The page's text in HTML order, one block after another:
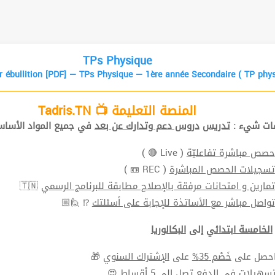
TPs Physique
[PDF] — TPs Physique — 1ère année Secondaire ( TP
المنصة التعليمة 📺 Tadris.TN
شيء :تدريس دروس دعم وتدارك عن بعدفي جميع المواد
حصص مباشرة تفاعليّة( Live 🔴 )
تسجيلات الحصص المباشرة( REC 📼 )
تمارين و امتحانات مرفقة بالإصلاح مطابقة للبرنامج الرسمي 🇹🇳
تواصل مباشر مع الأساتذة للإجابة على أسئلتك⁉ 🙋🏼
الخامسة ابتدائيإلىالبكالوريا
علىخَصْم 35% علىالإشتراك السنوي 🎁